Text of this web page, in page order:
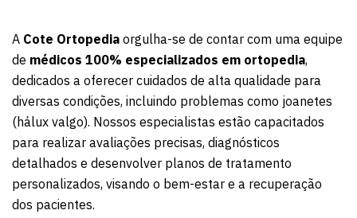
A Cote Ortopedia orgulha-se de contar com uma equipe
de médicos 100% especializados em ortopedia,
dedicados a oferecer cuidados de alta qualidade para
diversas condições, incluindo problemas como joanetes
(hálux valgo). Nossos especialistas estão capacitados
para realizar avaliações precisas, diagnósticos
detalhados e desenvolver planos de tratamento
personalizados, visando o bem-estar e a recuperação
dos pacientes.